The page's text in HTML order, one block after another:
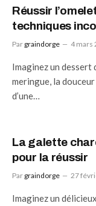
Réussir
techniques
Par graindorge 4 mars
Imaginez un dessert
meringue, la
d’une…
La galette
pour la réussir
Par graindorge 27
Imaginez un